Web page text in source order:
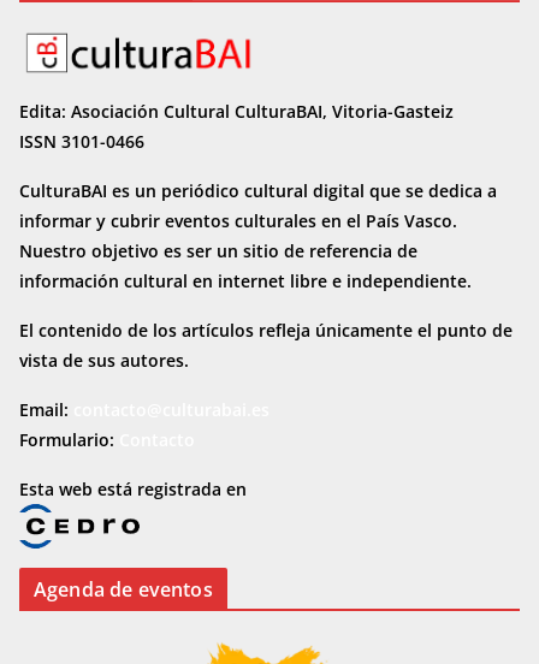
Edita: Asociación Cultural CulturaBAI, Vitoria-Gasteiz
ISSN 3101-0466
CulturaBAI es un periódico cultural digital que se dedica a
informar y cubrir eventos culturales en el País Vasco.
Nuestro objetivo es ser un sitio de referencia de
información cultural en internet libre e independiente.
El contenido de los artículos refleja únicamente el punto de
vista de sus autores.
Email:
Formulario:
Esta web está registrada en
Agenda de eventos